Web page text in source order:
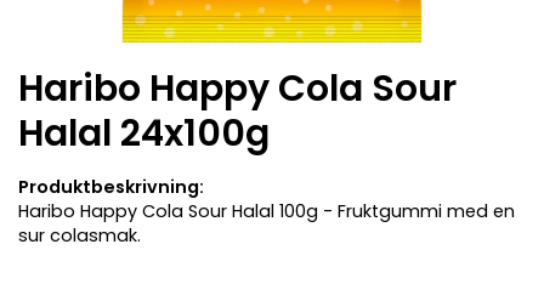
Haribo Happy Cola Sour
Halal 24x100g
Produktbeskrivning:
Haribo Happy Cola Sour Halal 100g - Fruktgummi med en
sur colasmak.